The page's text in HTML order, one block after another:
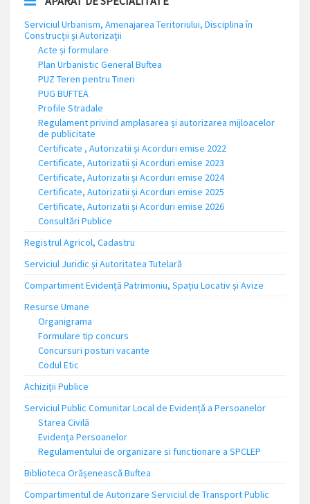
Serviciul Urbanism, Amenajarea Teritoriului, Disciplina în
Construcții și Autorizații
Acte și formulare
Plan Urbanistic General Buftea
PUZ Teren pentru Tineri
PUG BUFTEA
Profile Stradale
Regulament privind amplasarea și autorizarea mijloacelor
de publicitate
Certificate , Autorizatii și Acorduri emise 2022
Certificate, Autorizatii și Acorduri emise 2023
Certificate, Autorizatii și Acorduri emise 2024
Certificate, Autorizatii și Acorduri emise 2025
Certificate, Autorizatii și Acorduri emise 2026
Consultări Publice
Registrul Agricol, Cadastru
Serviciul Juridic și Autoritatea Tutelară
Compartiment Evidență Patrimoniu, Spațiu Locativ și Avize
Resurse Umane
Organigrama
Formulare tip concurs
Concursuri posturi vacante
Codul Etic
Achiziții Publice
Serviciul Public Comunitar Local de Evidență a Persoanelor
Starea Civilă
Evidența Persoanelor
Regulamentului de organizare si functionare a SPCLEP
Biblioteca Orășenească Buftea
Compartimentul de Autorizare Serviciul de Transport Public